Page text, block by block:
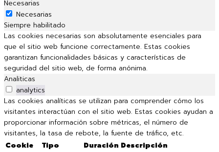
Necesarias
Necesarias
Siempre habilitado
Las cookies necesarias son absolutamente esenciales para
que el sitio web funcione correctamente. Estas cookies
garantizan funcionalidades básicas y características de
seguridad del sitio web, de forma anónima.
Analiticas
analytics
Las cookies analíticas se utilizan para comprender cómo los
visitantes interactúan con el sitio web. Estas cookies ayudan a
proporcionar información sobre métricas, el número de
visitantes, la tasa de rebote, la fuente de tráfico, etc.
Cookie
Tipo Duración Descripción